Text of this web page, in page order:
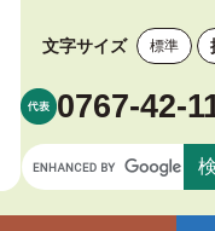
文字サイズ
標準
0767-42-